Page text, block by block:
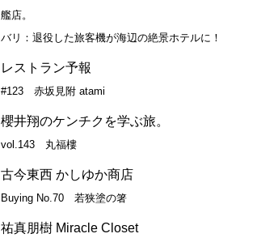
艦店。
バリ：退役した旅客機が海辺の絶景ホテルに！
レストラン予報
#123 赤坂見附 atami
櫻井翔のケンチクを学ぶ旅。
vol.143 丸福樓
古今東西 かしゆか商店
Buying No.70 若狭塗の箸
祐真朋樹 Miracle Closet